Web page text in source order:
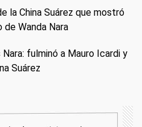
la China Suárez que mostró
de Wanda Nara
fulminó a Mauro Icardi y
Suárez